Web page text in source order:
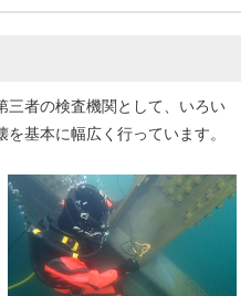
三者の検査機関として、いろい
基本に幅広く行っています。